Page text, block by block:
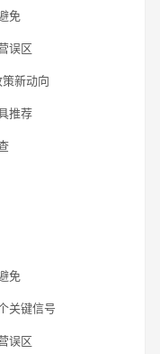
免
误区
新动向
推荐
免
关键信号
误区